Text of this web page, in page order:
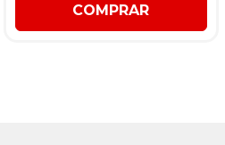
COMPRAR